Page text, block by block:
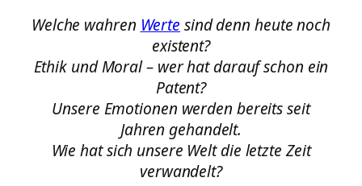
Welche wahren Werte sind denn heute noch
existent?
Ethik und Moral – wer hat darauf schon ein
Patent?
Unsere Emotionen werden bereits seit
Jahren gehandelt.
Wie hat sich unsere Welt die letzte Zeit
verwandelt?